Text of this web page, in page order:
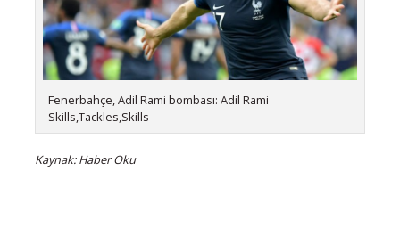
Fenerbahçe, Adil Rami bombası: Adil Rami
Skills,Tackles,Skills
Kaynak: Haber Oku